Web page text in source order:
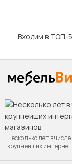
Входим в ТОП-
Несколько лет в числе
крупнейших